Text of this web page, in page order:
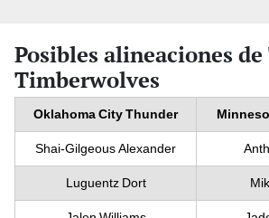
Posibles alineaciones
Timberwolves
Oklahoma City Thunder
Shai-Gilgeous Alexander
Luguentz Dort